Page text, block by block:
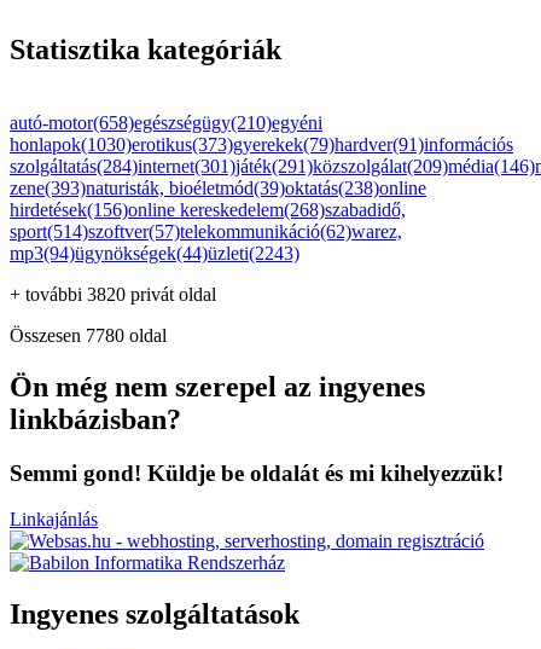
Statisztika kategóriák
autó-motor(658)egészségügy(210)egyéni
honlapok(1030)erotikus(373)gyerekek(79)hardver(91)információs
szolgáltatás(284)internet(301)játék(291)közszolgálat(209)média(146)
zene(393)naturisták, bioéletmód(39)oktatás(238)online
hirdetések(156)online kereskedelem(268)szabadidő,
sport(514)szoftver(57)telekommunikáció(62)warez,
mp3(94)ügynökségek(44)üzleti(2243)
+ további 3820 privát oldal
Összesen 7780 oldal
Ön még nem szerepel az ingyenes
linkbázisban?
Semmi gond! Küldje be oldalát és mi kihelyezzük!
Linkajánlás
Ingyenes szolgáltatások